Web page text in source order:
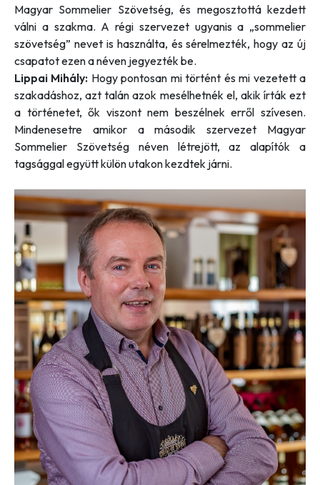
Magyar Sommelier Szövetség, és megosztottá kezdett
válni a szakma. A régi szervezet ugyanis a „sommelier
szövetség” nevet is használta, és sérelmezték, hogy az új
csapatot ezen a néven jegyezték be.
Lippai Mihály: Hogy pontosan mi történt és mi vezetett a
szakadáshoz, azt talán azok mesélhetnék el, akik írták ezt
a történetet, ők viszont nem beszélnek erről szívesen.
Mindenesetre amikor a második szervezet Magyar
Sommelier Szövetség néven létrejött, az alapítók a
tagsággal együtt külön utakon kezdtek járni.